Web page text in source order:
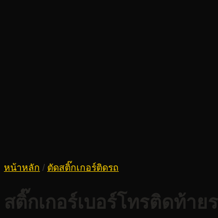
หน้าหลัก / ตัดสติ๊กเกอร์ติดรถ
สติ๊กเกอร์เบอร์โทรติดท้าย